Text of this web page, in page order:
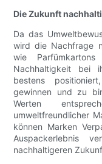
Die Zukunft
Da das
wird die Nachfrage
wie
Nachhaltigkeit bei
bestens
gewinnen und zu
Werten
umweltfreundlicher
können Marken
Auspackerlebnis
nachhaltigeren